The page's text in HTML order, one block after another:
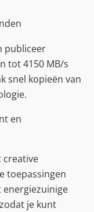
publiceer
tot 4150 MB/s
snel kopieën van
en
creative
toepassingen
je kunt